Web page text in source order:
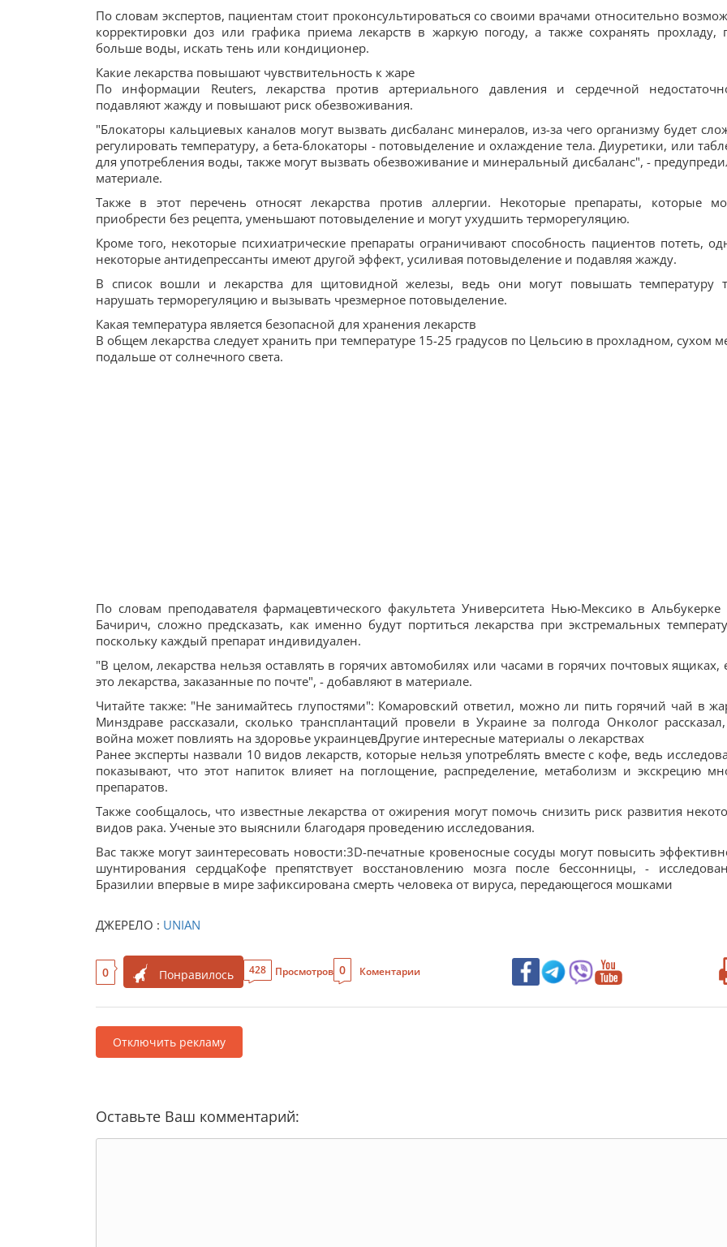
По словам экспертов, пациентам стоит проконсультироваться со своими врачами относительно
корректировки доз или графика приема лекарств в жаркую погоду, а также сохранять прохладу,
больше воды, искать тень или кондиционер.
Какие лекарства повышают чувствительность к жаре
По информации Reuters, лекарства против артериального давления и сердечной
подавляют жажду и повышают риск обезвоживания.
"Блокаторы кальциевых каналов могут вызвать дисбаланс минералов, из-за чего организму будет
регулировать температуру, а бета-блокаторы - потовыделение и охлаждение тела. Диуретики, или
для употребления воды, также могут вызвать обезвоживание и минеральный дисбаланс", -
материале.
Также в этот перечень относят лекарства против аллергии. Некоторые препараты, которые
приобрести без рецепта, уменьшают потовыделение и могут ухудшить терморегуляцию.
Кроме того, некоторые психиатрические препараты ограничивают способность пациентов потеть,
некоторые антидепрессанты имеют другой эффект, усиливая потовыделение и подавляя жажду.
В список вошли и лекарства для щитовидной железы, ведь они могут повышать температуру
нарушать терморегуляцию и вызывать чрезмерное потовыделение.
Какая температура является безопасной для хранения лекарств
В общем лекарства следует хранить при температуре 15-25 градусов по Цельсию в прохладном, сухом
подальше от солнечного света.
По словам преподавателя фармацевтического факультета Университета Нью-Мексико в
Бачирич, сложно предсказать, как именно будут портиться лекарства при экстремальных
поскольку каждый препарат индивидуален.
"В целом, лекарства нельзя оставлять в горячих автомобилях или часами в горячих почтовых ящиках,
это лекарства, заказанные по почте", - добавляют в материале.
Читайте также: "Не занимайтесь глупостями": Комаровский ответил, можно ли пить горячий чай в
Минздраве рассказали, сколько трансплантаций провели в Украине за полгода Онколог
война может повлиять на здоровье украинцевДругие интересные материалы о лекарствах
Ранее эксперты назвали 10 видов лекарств, которые нельзя употреблять вместе с кофе, ведь
показывают, что этот напиток влияет на поглощение, распределение, метаболизм и экскрецию
препаратов.
Также сообщалось, что известные лекарства от ожирения могут помочь снизить риск развития
видов рака. Ученые это выяснили благодаря проведению исследования.
Вас также могут заинтересовать новости:3D-печатные кровеносные сосуды могут повысить
шунтирования сердцаКофе препятствует восстановлению мозга после бессонницы, -
Бразилии впервые в мире зафиксирована смерть человека от вируса, передающегося мошками
ДЖЕРЕЛО : UNIAN
0 Понравилось 428 Просмотров 0 Коментарии
Отключить рекламу
Оставьте Ваш комментарий: